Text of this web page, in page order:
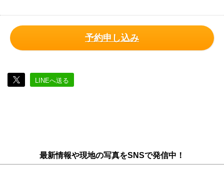
予約申し込み
LINEへ送る
最新情報や現地の写真をSNSで発信中！